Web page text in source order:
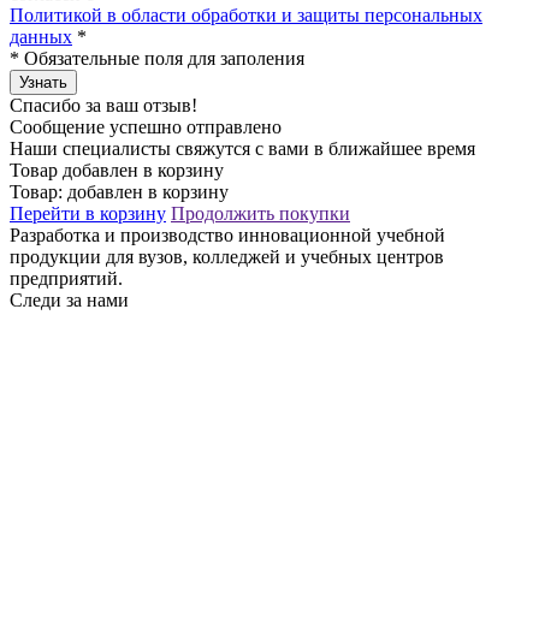
Политикой в области обработки и защиты персональных
данных *
* Обязательные поля для заполения
Узнать
Спасибо за ваш отзыв!
Сообщение успешно отправлено
Наши специалисты свяжутся с вами в ближайшее время
Товар добавлен в корзину
Товар: добавлен в корзину
Перейти в корзину Продолжить покупки
Разработка и производство инновационной учебной
продукции для вузов, колледжей и учебных центров
предприятий.
Следи за нами